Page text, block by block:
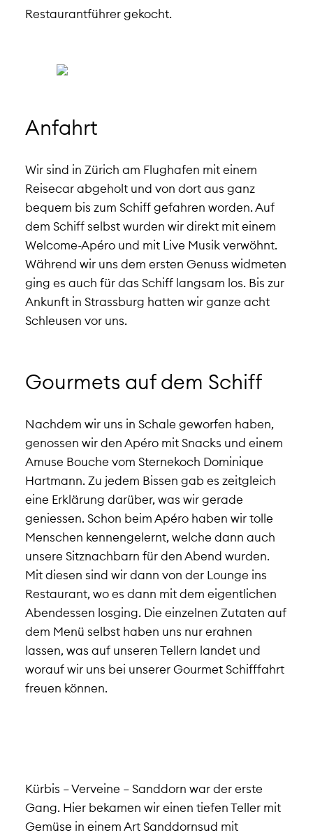
Restaurantführer gekocht.
Anfahrt
Wir sind in Zürich am Flughafen mit einem
Reisecar abgeholt und von dort aus ganz
bequem bis zum Schiff gefahren worden. Auf
dem Schiff selbst wurden wir direkt mit einem
Welcome-Apéro und mit Live Musik verwöhnt.
Während wir uns dem ersten Genuss widmeten
ging es auch für das Schiff langsam los. Bis zur
Ankunft in Strassburg hatten wir ganze acht
Schleusen vor uns.
Gourmets auf dem Schiff
Nachdem wir uns in Schale geworfen haben,
genossen wir den Apéro mit Snacks und einem
Amuse Bouche vom Sternekoch Dominique
Hartmann. Zu jedem Bissen gab es zeitgleich
eine Erklärung darüber, was wir gerade
geniessen. Schon beim Apéro haben wir tolle
Menschen kennengelernt, welche dann auch
unsere Sitznachbarn für den Abend wurden.
Mit diesen sind wir dann von der Lounge ins
Restaurant, wo es dann mit dem eigentlichen
Abendessen losging. Die einzelnen Zutaten auf
dem Menü selbst haben uns nur erahnen
lassen, was auf unseren Tellern landet und
worauf wir uns bei unserer Gourmet Schifffahrt
freuen können.
Kürbis – Verveine – Sanddorn war der erste
Gang. Hier bekamen wir einen tiefen Teller mit
Gemüse in einem Art Sanddornsud mit